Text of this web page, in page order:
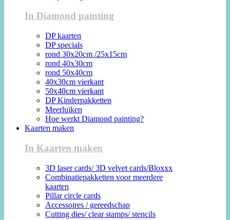
In Diamond painting
DP kaarten
DP specials
rond 30x20cm /25x15cm
rond 40x30cm
rond 50x40cm
40x30cm vierkant
50x40cm vierkant
DP Kinderpakketten
Meerluiken
Hoe werkt Diamond painting?
Kaarten maken
In Kaarten maken
3D laser cards/ 3D velvet cards/Bloxxx
Combinatiepakketten voor meerdere
kaarten
Pillar circle cards
Accessoires / gereedschap
Cutting dies/ clear stamps/ stencils